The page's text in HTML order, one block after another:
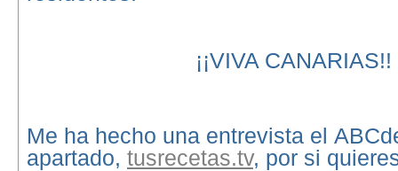
¡¡VIVA CANARIAS!!
Me ha hecho una entrevista el
apartado, tusrecetas.tv, por si